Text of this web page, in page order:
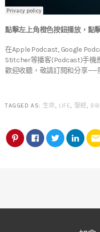
點擊左上角橙色按鈕播放，點
在Apple Podcast, Google
Stitcher等播客(Podcast)手機
歡迎收聽，敬請訂閱和分享——
TAGGED AS: 生命, LIFE, 聖經,
email